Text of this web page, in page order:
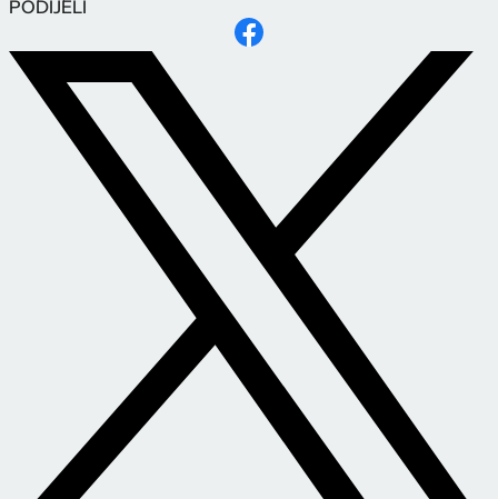
PODIJELI